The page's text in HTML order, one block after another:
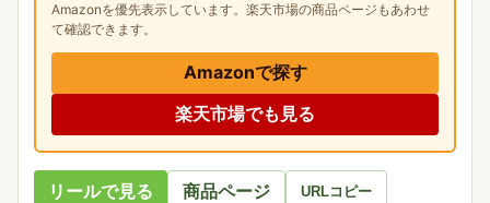
Amazonを優先表示しています。楽天市場の商品ページもあわせ
て確認できます。
Amazonで探す
楽天市場でも見る
リールで見る 商品ページ URLコピー